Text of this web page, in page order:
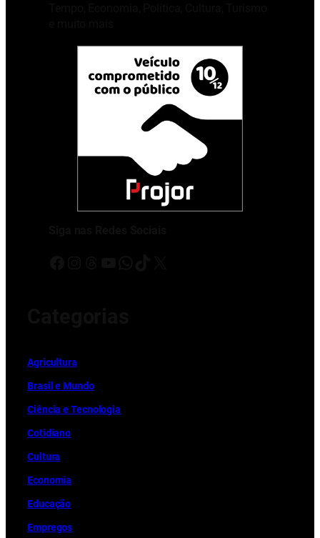
Agricultura
Brasil e Mundo
Ciência e Tecnologia
Cotidiano
Cultura
Economia
Educação
Empregos